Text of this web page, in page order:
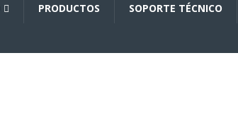
PRODUCTOS SOPORTE TÉCNICO